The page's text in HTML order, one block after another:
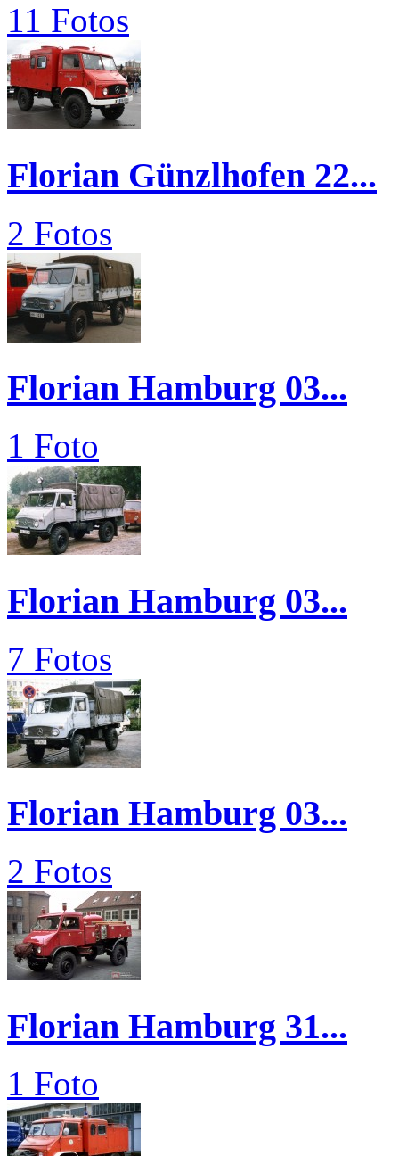
11 Fotos
Florian Günzlhofen 22...
2 Fotos
Florian Hamburg 03...
1 Foto
Florian Hamburg 03...
7 Fotos
Florian Hamburg 03...
2 Fotos
Florian Hamburg 31...
1 Foto